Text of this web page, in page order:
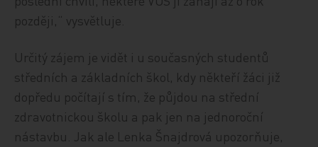
později,“ vysvětluje.
Určitý zájem je vidět i u současných studentů
středních a základních škol, kdy někteří žáci již
dopředu počítají s tím, že půjdou na střední
zdravotnickou školu a pak jen na jednoroční
nástavbu. Jak ale Lenka Šnajdrová upozorňuje,